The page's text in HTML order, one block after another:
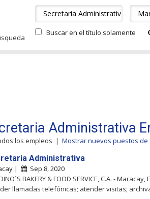
Buscar en el título solamente
Administrativa
los empleos | Mostrar nuevos puestos de
Administrativa
|
Sep 8, 2020
BAKERY & FOOD SERVICE, C.A. -
llamadas telefónicas; atender visitas;